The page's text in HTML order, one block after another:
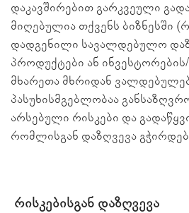
დაკავშირებით გარკვეული
მიღებულია თქვენს ბიზნესში
დადგენილი სავალდებულო
პროდუქტები ან
მხარეთა მხრიდან
პასუხისმგებლობაა
არსებული რისკები და
რომლისგან დაზღვევა
რისკებისგან დაზღვევა